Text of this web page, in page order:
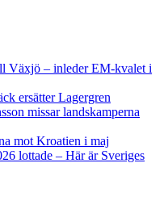
Växjö – inleder EM-kvalet i
ersätter Lagergren
missar landskamperna
mot Kroatien i maj
lottade – Här är Sveriges